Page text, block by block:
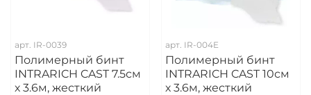
арт. IR-0039
Полимерный бинт
INTRARICH CAST 7.5см
х 3.6м, жесткий
арт. IR-004E
Полимерный бинт
INTRARICH CAST 10см
х 3.6м, жесткий